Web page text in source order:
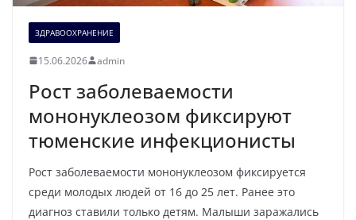
ЗДРАВООХРАНЕНИЕ
15.06.2026 admin
Рост заболеваемости
мононуклеозом фиксируют
тюменские инфекционисты
Рост заболеваемости мононуклеозом фиксируется
среди молодых людей от 16 до 25 лет. Ранее это
диагноз ставили только детям. Малыши заражались